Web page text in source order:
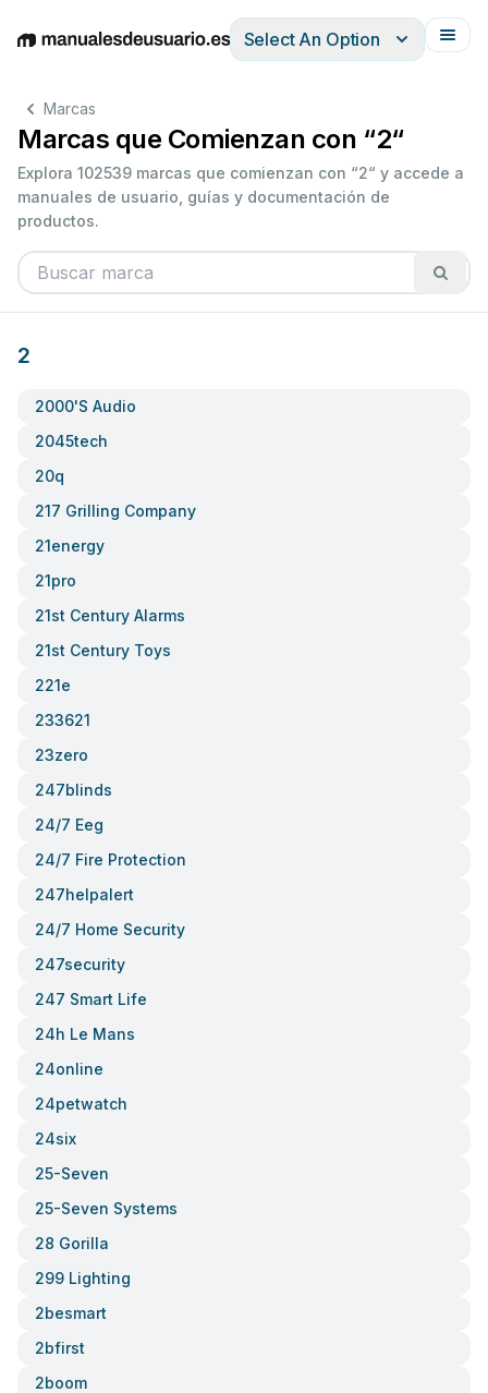
EnglishDeutschEspañolItalianoFrançais
Select An Option
Marcas
Marcas que Comienzan con “2“
Explora 102539 marcas que comienzan con “2“ y accede a
manuales de usuario, guías y documentación de
productos.
2
2000's Audio
2045tech
20q
217 Grilling Company
21energy
21pro
21st Century Alarms
21st Century Toys
221e
233621
23zero
247blinds
24/7 Eeg
24/7 Fire Protection
247helpalert
24/7 Home Security
247security
247 Smart Life
24h Le Mans
24online
24petwatch
24six
25-Seven
25-Seven Systems
28 Gorilla
299 Lighting
2besmart
2bfirst
2boom